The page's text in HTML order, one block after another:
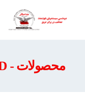
محصولات - 6000PLUS/OPHT/SVAD